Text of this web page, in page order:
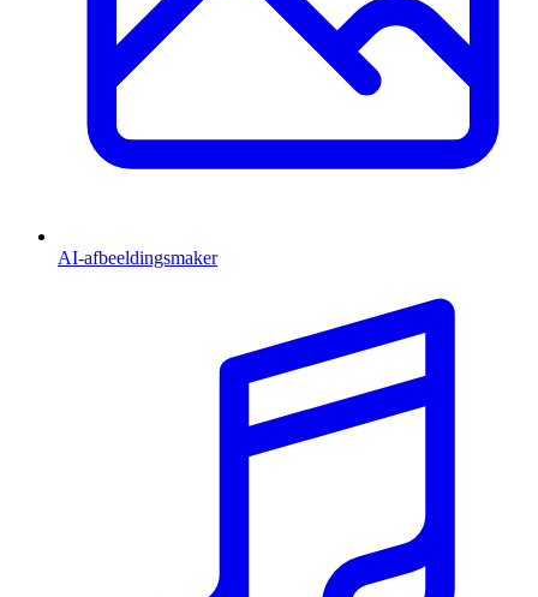
AI-afbeeldingsmaker